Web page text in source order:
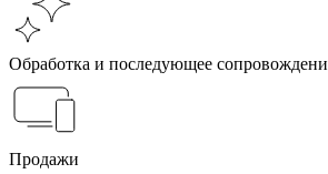
Обработка и последующее
Продажи